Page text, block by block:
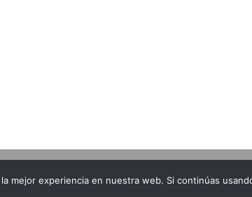
mejor experiencia en nuestra web. Si continúas